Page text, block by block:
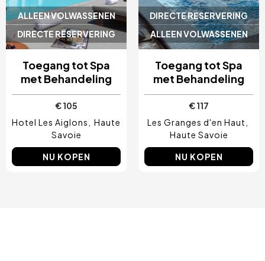
ALLEEN VOLWASSENEN
DIRECTE RESERVERING
Toegang tot Spa
met Behandeling
€ 105
Hotel Les Aiglons
Haute
Savoie
NU KOPEN
DIRECTE RESERVERING
ALLEEN VOLWASSENEN
Toegang tot Spa
met Behandeling
€ 117
Les Granges d'en Haut
Haute Savoie
NU KOPEN